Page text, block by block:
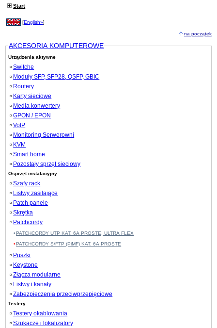
Start
[English»]
na początek
AKCESORIA KOMPUTEROWE
Urządzenia aktywne
Switche
Moduły SFP, SFP28, QSFP, GBIC
Routery
Karty sieciowe
Media konwertery
GPON / EPON
VoIP
Monitoring Serwerowni
KVM
Smart home
Pozostały sprzęt sieciowy
Osprzęt instalacyjny
Szafy rack
Listwy zasilające
Patch panele
Skrętka
Patchcordy
PATCHCORDY UTP KAT. 6A PROSTE, ULTRA FLEX
PATCHCORDY S/FTP (PiMF) KAT. 6A PROSTE
Puszki
Keystone
Złącza modularne
Listwy i kanały
Zabezpieczenia przeciwprzepięciowe
Testery
Testery okablowania
Szukacze i lokalizatory